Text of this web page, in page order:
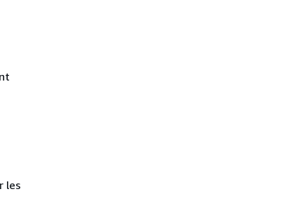
les